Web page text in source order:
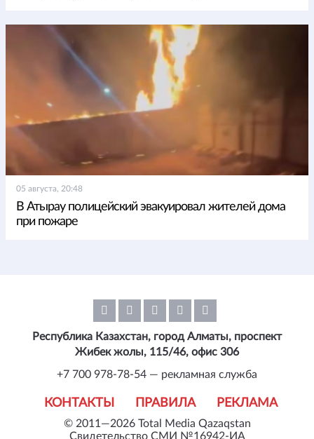
05 августа, 20:48
В Атырау полицейский эвакуировал жителей дома
при пожаре
© 2011—2026 Total Media Qazaqstan
Свидетельство СМИ №16942-ИА
КОНТАКТЫ ПРАВИЛА РЕКЛАМА
Республика Казахстан, город Алматы, проспект
Жибек жолы, 115/46, офис 306
+7 700 978-78-54 — рекламная служба